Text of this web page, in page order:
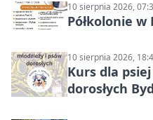
10 sierpnia 2026,
Półkolonie
10 sierpnia 2026,
Kurs dla
dorosłych